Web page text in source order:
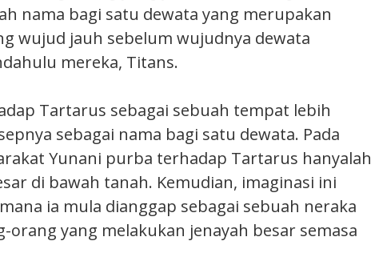
nama bagi satu dewata yang merupakan
wujud jauh sebelum wujudnya dewata
mereka, Titans.
Tartarus sebagai sebuah tempat lebih
sebagai nama bagi satu dewata. Pada
Yunani purba terhadap Tartarus hanyalah
di bawah tanah. Kemudian, imaginasi ini
ia mula dianggap sebagai sebuah neraka
yang melakukan jenayah besar semasa